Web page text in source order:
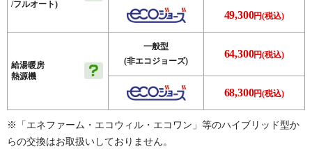
/フルオート)
49,300円(税込)
給湯暖房
熱源機
一般型
(非エコジョーズ)
64,300円(税込)
68,300円(税込)
※「エネファーム・エコウィル・エコワン」等のハイブリッド型か
らの交換はお取扱いしておりません。